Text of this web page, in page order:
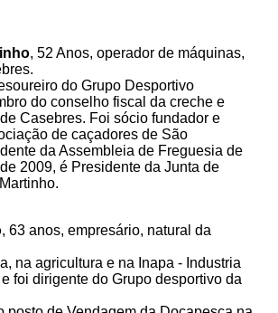
, 52 Anos, operador de máquinas,
do Grupo Desportivo
do conselho fiscal da creche e
Casebres. Foi sócio fundador e
de caçadores de São
da Assembleia de Freguesia de
2009, é Presidente da Junta de
, 63 anos, empresário, natural da
na agricultura e na Inapa - Industria
foi dirigente do Grupo desportivo da